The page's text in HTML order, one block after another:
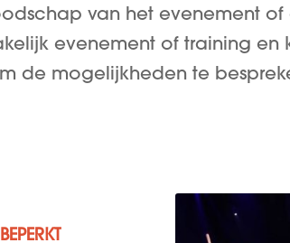
van het evenement
evenement of training en
de mogelijkheden te